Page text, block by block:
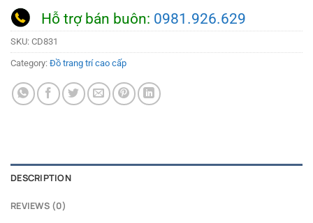
Hỗ trợ bán buôn: 0981.926.629
SKU: CD831
Category: Đồ trang trí cao cấp
DESCRIPTION
REVIEWS (0)